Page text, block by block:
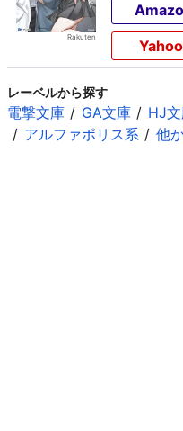
レーベルから探す
電撃文庫 GA文庫 HJ
アルファポリス系
他